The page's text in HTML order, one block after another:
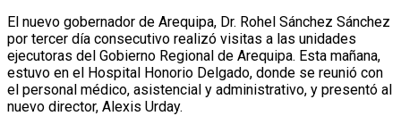
El nuevo gobernador de Arequipa, Dr. Rohel Sánchez Sánchez
por tercer día consecutivo realizó visitas a las unidades
ejecutoras del Gobierno Regional de Arequipa. Esta mañana,
estuvo en el Hospital Honorio Delgado, donde se reunió con
el personal médico, asistencial y administrativo, y presentó al
nuevo director, Alexis Urday.